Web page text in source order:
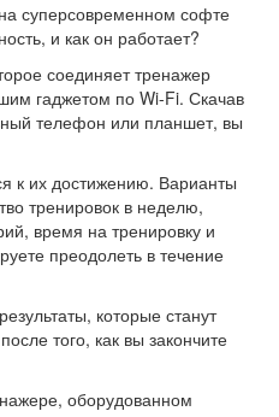
суперсовременном софте
и как он работает?
соединяет тренажер
гаджетом по Wi-Fi. Скачав
телефон или планшет, вы
к их достижению. Варианты
тренировок в неделю,
время на тренировку и
преодолеть в течение
которые станут
того, как вы закончите
оборудованном